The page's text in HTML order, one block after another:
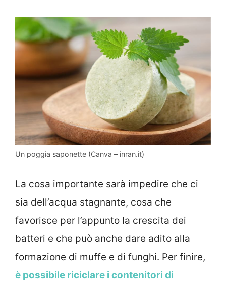
Un poggia saponette (Canva – inran.it)
La cosa importante sarà impedire che ci
sia dell’acqua stagnante, cosa che
favorisce per l’appunto la crescita dei
batteri e che può anche dare adito alla
formazione di muffe e di funghi. Per finire,
è possibile riciclare i contenitori di